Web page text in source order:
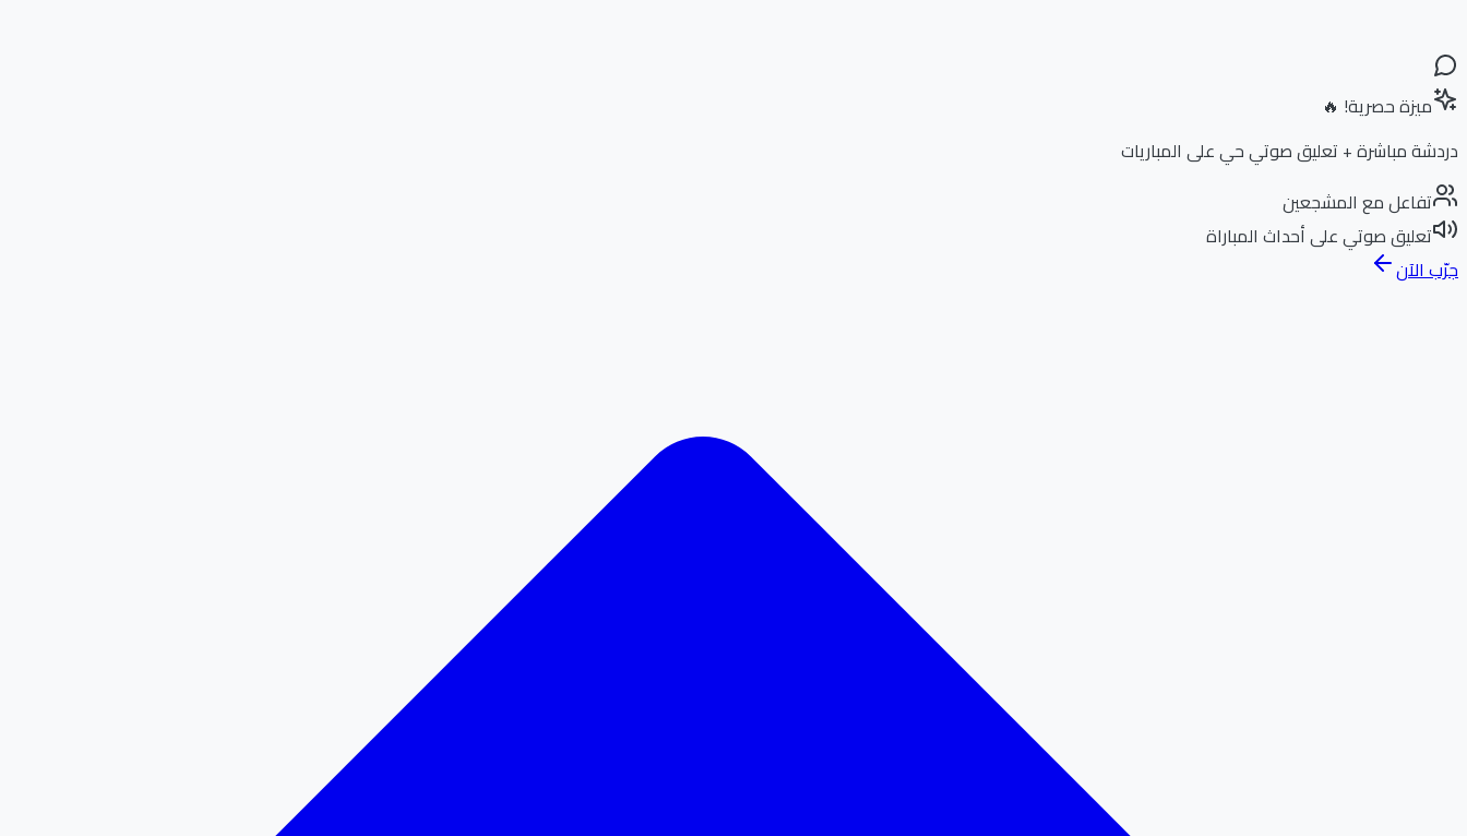
ميزة حصرية! 🔥
دردشة مباشرة + تعليق صوتي حي على المباريات
تفاعل مع المشجعين
تعليق صوتي على أحداث المباراة
جرّب الآن